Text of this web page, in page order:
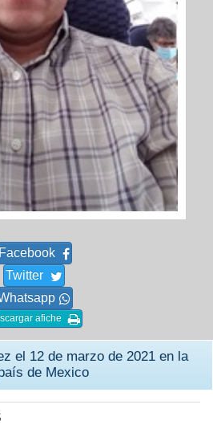
Facebook
Twitter
afiche
el 12 de marzo de 2021 en la
de Mexico